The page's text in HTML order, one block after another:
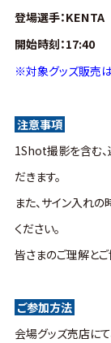
登場選手：KENTA
開始時刻：17:40
※対象グッズ販売
注意事項
1Shot撮影を含む
だきます。
また、サイン入れ
ください。
皆さまのご理解とご
ご参加方法
会場グッズ売店に